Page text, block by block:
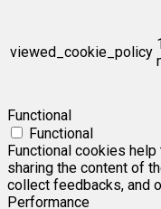
viewed_cookie_policy
Functional
Functional
Functional cookies
sharing the content of
collect feedbacks, and
Performance